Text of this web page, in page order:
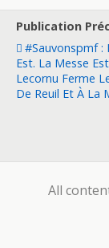
b
o
o
k
er
Publication
#sauvonspmf :
Est. La Messe
Lecornu Ferme
De Reuil Et À La
All